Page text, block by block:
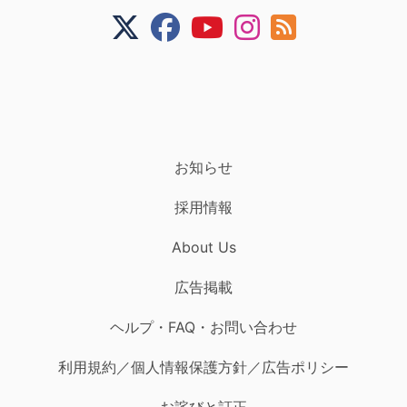
お知らせ
採用情報
About Us
広告掲載
ヘルプ・FAQ・お問い合わせ
利用規約／個人情報保護方針／広告ポリシー